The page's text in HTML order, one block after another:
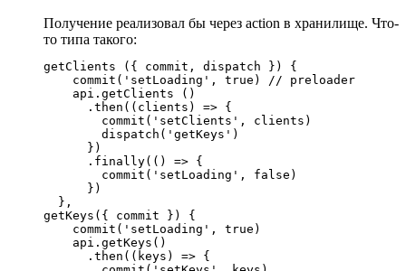
Получение реализовал бы через action в хранилище. Что-
то типа такого:
getClients ({ commit, dispatch }) {
    commit('setLoading', true) // preloader
    api.getClients ()
      .then((clients) => {
        commit('setClients', clients)
        dispatch('getKeys')
      })
      .finally(() => {
        commit('setLoading', false)
      })
  },
getKeys({ commit }) {
    commit('setLoading', true)
    api.getKeys()
      .then((keys) => {